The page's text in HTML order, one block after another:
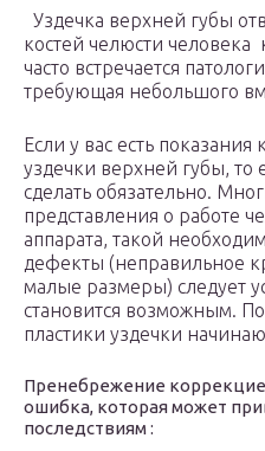
Уздечка верхней губы
костей челюсти человека
часто встречается
требующая небольшого
Если у вас есть
уздечки верхней губы, то
сделать обязательно.
представления о работе
аппарата, такой
дефекты (неправильное
малые размеры) следует
становится возможным.
пластики уздечки
Пренебрежение
ошибка, которая может
последствиям :